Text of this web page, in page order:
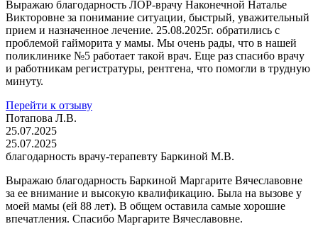
Выражаю благодарность ЛОР-врачу Наконечной Наталье
Викторовне за понимание ситуации, быстрый, уважительный
прием и назначенное лечение. 25.08.2025г. обратились с
проблемой гайморита у мамы. Мы очень рады, что в нашей
поликлинике №5 работает такой врач. Еще раз спасибо врачу
и работникам регистратуры, рентгена, что помогли в трудную
минуту.
Перейти к отзыву
Потапова Л.В.
25.07.2025
25.07.2025
благодарность врачу-терапевту Баркиной М.В.
Выражаю благодарность Баркиной Маргарите Вячеславовне
за ее внимание и высокую квалификацию. Была на вызове у
моей мамы (ей 88 лет). В общем оставила самые хорошие
впечатления. Спасибо Маргарите Вячеславовне.